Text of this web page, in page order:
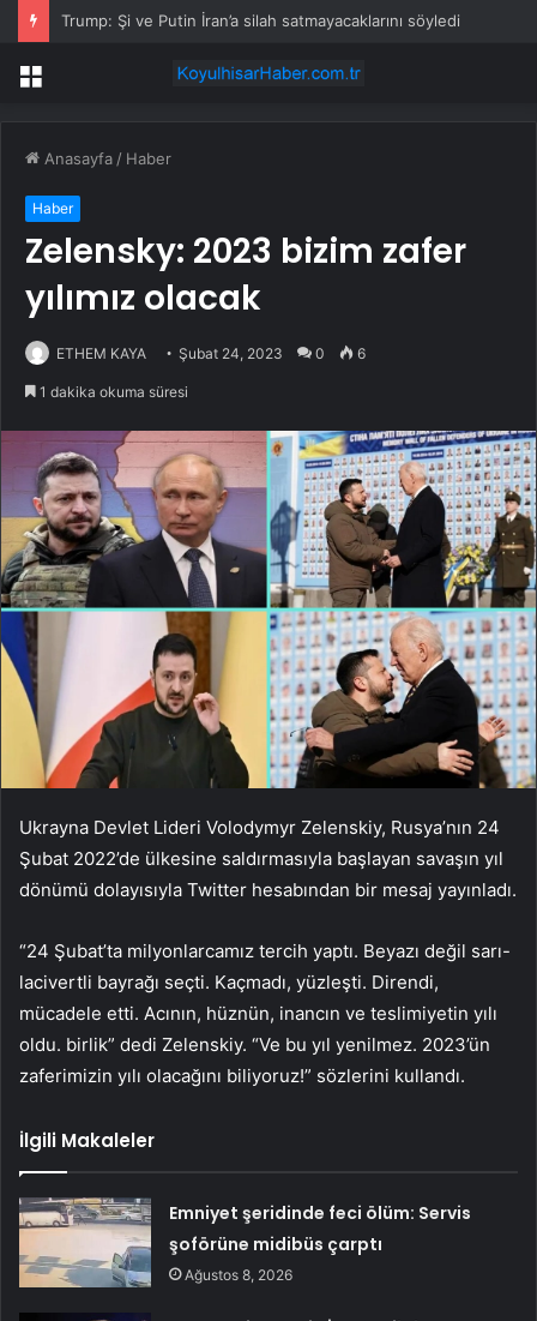
Trump: Şi ve Putin İran’a silah satmayacaklarını söyledi
Menü
Anasayfa / Haber
Haber
Zelensky: 2023 bizim zafer
yılımız olacak
ETHEM KAYA Şubat 24, 2023 0 6
1 dakika okuma süresi
Ukrayna Devlet Lideri Volodymyr Zelenskiy, Rusya’nın 24
Şubat 2022’de ülkesine saldırmasıyla başlayan savaşın yıl
dönümü dolayısıyla Twitter hesabından bir mesaj yayınladı.
“24 Şubat’ta milyonlarcamız tercih yaptı. Beyazı değil sarı-
lacivertli bayrağı seçti. Kaçmadı, yüzleşti. Direndi,
mücadele etti. Acının, hüznün, inancın ve teslimiyetin yılı
oldu. birlik” dedi Zelenskiy. “Ve bu yıl yenilmez. 2023’ün
zaferimizin yılı olacağını biliyoruz!” sözlerini kullandı.
İlgili Makaleler
Emniyet şeridinde feci ölüm: Servis
şoförüne midibüs çarptı
Ağustos 8, 2026